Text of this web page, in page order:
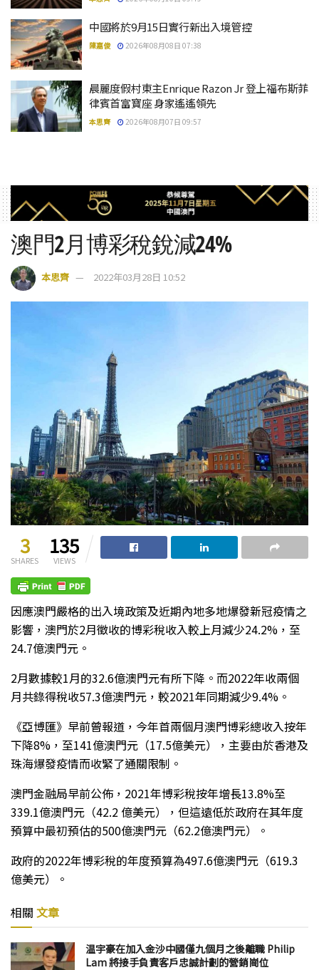
中國將於9月15日實行新出入境管控
陳嘉俊 2026年08月08日 07:38
晨麗度假村東主Enrique Razon Jr 登上福布斯菲
律賓首富寶座 身家遙遙領先
本思齊 2026年08月07日 09:57
澳門2月博彩稅銳減24%
本思齊 2022年03月28日 10:52
3
SHARES
135
VIEWS
因應澳門嚴格的出入境政策及近期內地多地爆發新冠疫情之
影響，澳門於2月徵收的博彩稅收入較上月減少24.2%，至
24.7億澳門元。
2月數據較1月的32.6億澳門元有所下降。而2022年收兩個
月共錄得稅收57.3億澳門元，較2021年同期減少9.4%。
《亞博匯》早前曾報道，今年首兩個月澳門博彩總收入按年
下降8%，至141億澳門元（17.5億美元），主要由於香港及
珠海爆發疫情而收緊了通關限制。
澳門金融局早前公佈，2021年博彩稅按年增長13.8%至
339.1億澳門元（42.2 億美元），但這遠低於政府在其年度
預算中最初預估的500億澳門元（62.2億澳門元）。
政府的2022年博彩稅的年度預算為497.6億澳門元（619.3
億美元）。
相關 文章
温宇豪在加入金沙中國僅九個月之後離職 Philip
Lam 將接手負責客戶忠誠計劃的營銷崗位